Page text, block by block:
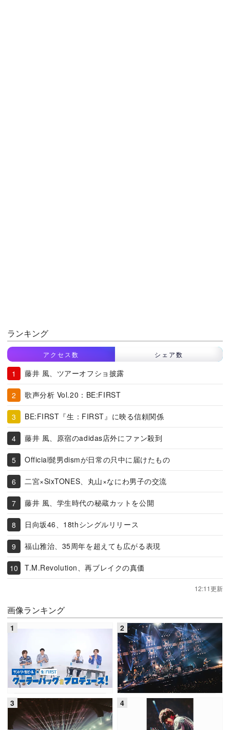
ランキング
アクセス数 シェア数
藤井 風、ツアーオフショ披露
歌声分析 Vol.20：BE:FIRST
BE:FIRST『生：FIRST』に映る信頼関係
藤井 風、原宿のadidas店外にファン殺到
Official髭男dismが日常の只中に届けたもの
二宮×SixTONES、丸山×なにわ男子の交流
藤井 風、学生時代の秘蔵カットを公開
日向坂46、18thシングルリリース
福山雅治、35周年を超えても広がる表現
T.M.Revolution、再ブレイクの真価
12:11更新
画像ランキング